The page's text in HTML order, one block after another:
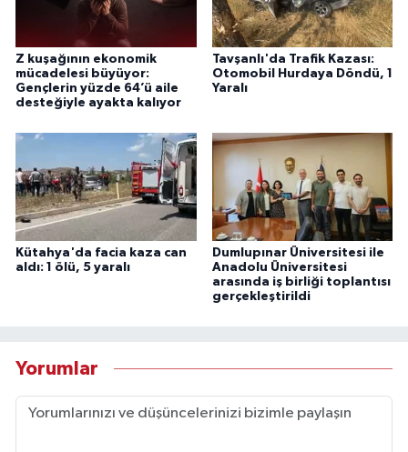
Z kuşağının ekonomik
mücadelesi büyüyor:
Gençlerin yüzde 64’ü aile
desteğiyle ayakta kalıyor
Tavşanlı'da Trafik Kazası:
Otomobil Hurdaya Döndü, 1
Yaralı
Kütahya'da facia kaza can
aldı: 1 ölü, 5 yaralı
Dumlupınar Üniversitesi ile
Anadolu Üniversitesi
arasında iş birliği toplantısı
gerçekleştirildi
Yorumlar